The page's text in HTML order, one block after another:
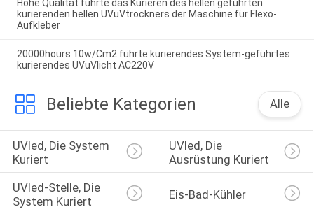
Hohe Qualität führte das Kurieren des hellen geführten
kurierenden hellen UVuVtrockners der Maschine für Flexo-
Aufkleber
20000hours 10w/Cm2 führte kurierendes System-geführtes
kurierendes UVuVlicht AC220V
Beliebte Kategorien Alle
UVled, Die System
Kuriert
UVled, Die
Ausrüstung Kuriert
UVled-Stelle, Die
System Kuriert
Eis-Bad-Kühler